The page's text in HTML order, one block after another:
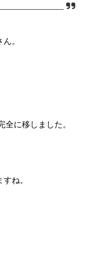
。
に移しました。
ね。